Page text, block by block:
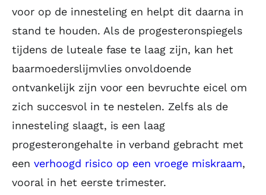
voor op de innesteling en helpt dit daarna in
stand te houden. Als de progesteronspiegels
tijdens de luteale fase te laag zijn, kan het
baarmoederslijmvlies onvoldoende
ontvankelijk zijn voor een bevruchte eicel om
zich succesvol in te nestelen. Zelfs als de
innesteling slaagt, is een laag
progesterongehalte in verband gebracht met
een verhoogd risico op een vroege miskraam,
vooral in het eerste trimester.